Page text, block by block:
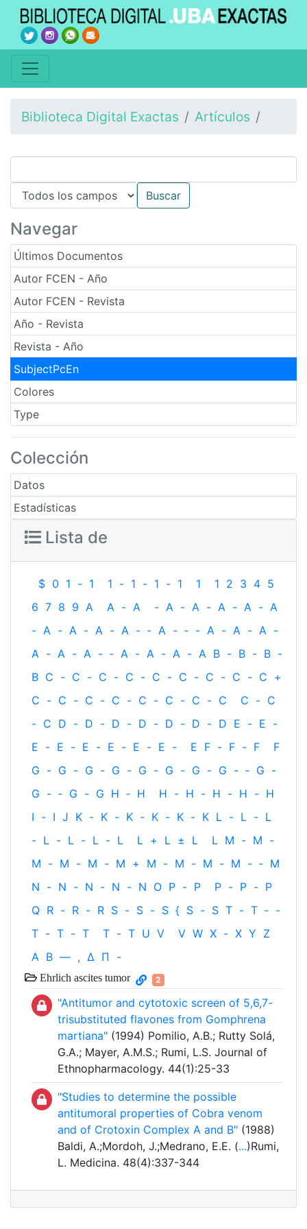
Biblioteca Digital Exactas Artículos
Navegar
Últimos Documentos
Autor FCEN - Año
Autor FCEN - Revista
Año - Revista
Revista - Año
SubjectPcEn
Colores
Type
Colección
Datos
Estadísticas
Lista de
$ 0 1 - 1 1 - 1 - 1 - 1 1 1 2 3 4 5
6 7 8 9 A A - A - A - A - A - A - A
- A - A - A - A - ‐ A - ‐ - A - A - A -
A - A - A - ‐ A - A - A - A B - B - B -
B C - C - C - C - C - C - C - C - C +
C - C - C - C - C - C - C - C C - C
- C D - D - D - D - D - D - D E - E -
E - E - E - E - E - E - E F - F - F
F
G - G - G - G - G - G - G - G - ‐ G -
G - ‐ G - G H ‐ H H - H - H - H - H
I - I J K - K - K - K - K - K L - L - L
- L - L - L - L L + L ± L L M - M -
M - M - M - M + M - M - M - M - ‐ M
N - N - N - N - N O P - P P - P - P
Q R - R - R S - S - S { S - S T - T ‐ -
T - T - T T - T U V V W X - X Y Z
Α Β — , Δ Π -
Ehrlich ascites tumor 2
"Antitumor and cytotoxic screen of 5,6,7-
trisubstituted flavones from Gomphrena
martiana" (1994) Pomilio, A.B.; Rutty Solá,
G.A.; Mayer, A.M.S.; Rumi, L.S. Journal of
Ethnopharmacology. 44(1):25-33
"Studies to determine the possible
antitumoral properties of Cobra venom
and of Crotoxin Complex A and B" (1988)
Baldi, A.;Mordoh, J.;Medrano, E.E. (...)Rumi,
L. Medicina. 48(4):337-344